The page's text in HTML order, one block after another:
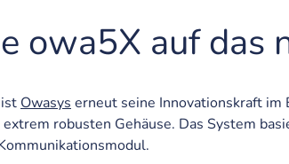
owa5X auf das
Owasys erneut seine Innovationskraft im
robusten Gehäuse. Das System